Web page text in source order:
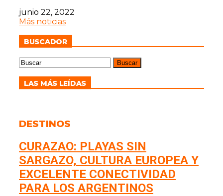
junio 22, 2022
Más noticias
BUSCADOR
LAS MÁS LEÍDAS
DESTINOS
CURAZAO: PLAYAS SIN
SARGAZO, CULTURA EUROPEA Y
EXCELENTE CONECTIVIDAD
PARA LOS ARGENTINOS